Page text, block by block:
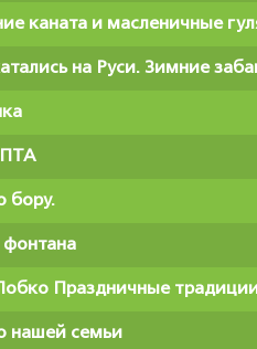
каната и масленичные
на Руси. Зимние
бору.
фонтана
Праздничные
нашей семьи